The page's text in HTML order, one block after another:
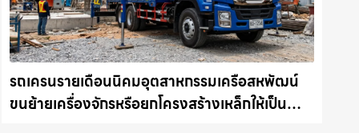
รถเครนรายเดือนนิคมอุตสาหกรรมเครือสหพัฒน์
ขนย้ายเครื่องจักรหรือยกโครงสร้างเหล็กให้เป็น